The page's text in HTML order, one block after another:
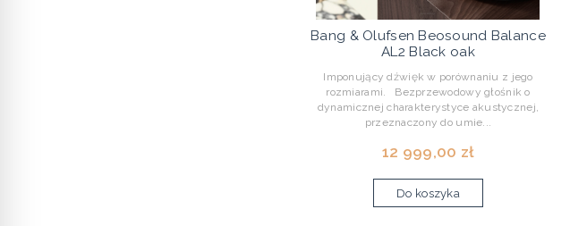
Bang & Olufsen Beosound Balance
AL2 Black oak
Imponujący dźwięk w porównaniu z jego
rozmiarami. Bezprzewodowy głośnik o
dynamicznej charakterystyce akustycznej,
przeznaczony do umie...
12 999,00 zł
Do koszyka